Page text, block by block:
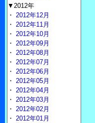
▼2012年
・ 2012年12月
・ 2012年11月
・ 2012年10月
・ 2012年09月
・ 2012年08月
・ 2012年07月
・ 2012年06月
・ 2012年05月
・ 2012年04月
・ 2012年03月
・ 2012年02月
・ 2012年01月